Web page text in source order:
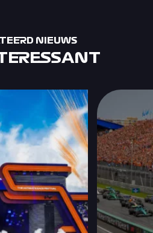
NIEUWS